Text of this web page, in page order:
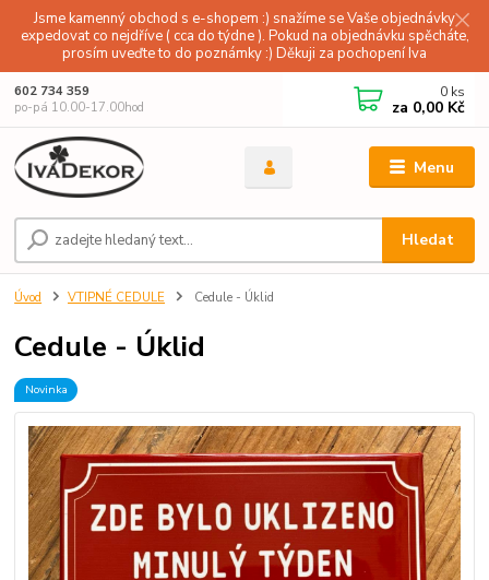
Jsme kamenný obchod s e-shopem :) snažíme se Vaše objednávky
expedovat co nejdříve ( cca do týdne ). Pokud na objednávku spěcháte,
prosím uveďte to do poznámky :) Děkuji za pochopení Iva
Menu
Hledat
602 734 359
po-pá 10.00-17.00hod
0 ks
za 0,00 Kč
Úvod VTIPNÉ CEDULE Cedule - Úklid
Cedule - Úklid
Novinka